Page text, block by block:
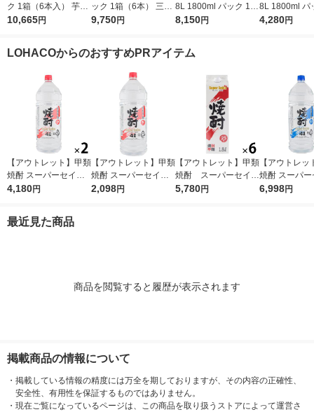
ク 1箱（6本入） 芋焼
酎 霧島酒造
10,665円
ック 1箱（6本） 三和
酒類 麦焼酎
9,750円
8L 1800ml パック 1セ
ット（6本） 宮崎本店
8,150円
8L 1800ml パ
ット（3本）
4,280円
LOHACOからのおすすめPRアイテム
【アウトレット】甲類
焼酎 スーパーセイカ
25度 4L 1セット（2
4,180円
【アウトレット】甲類
焼酎 スーパーセイカ
25度 4L 1本 東亜酒造
2,098円
【アウトレット】甲類
焼酎 スーパーセイカ
25度 1.8L 1800ml
5,780円
【アウトレッ
焼酎 スーパー
20度 4L 1セ
6,998円
最近見た商品
商品を閲覧すると履歴が表示されます
掲載商品の情報について
・ 掲載している情報の精度には万全を期しておりますが、その内容の正確性、
安全性、有用性を保証するものではありません。
・ 現在ご覧になっているページは、この商品を取り扱うストアによって運営さ